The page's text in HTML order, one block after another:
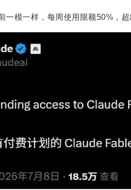
一模一样，每周使用限额50%，